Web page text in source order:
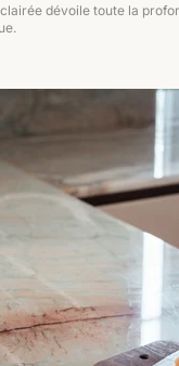
dévoile toute la